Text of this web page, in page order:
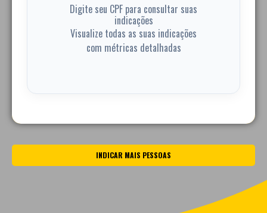
Digite seu CPF para consultar suas
indicações
Visualize todas as suas indicações
com métricas detalhadas
INDICAR MAIS PESSOAS